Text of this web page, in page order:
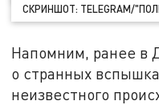
СКРИНШОТ: TELEGRAM/
Напомним, ранее в
о странных
неизвестного